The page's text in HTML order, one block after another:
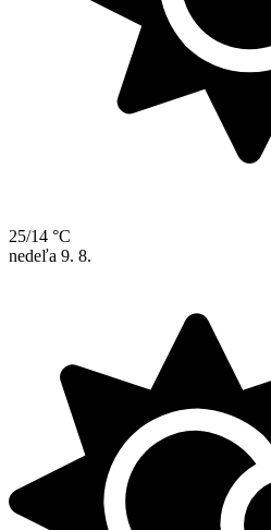
25/14 °C
nedeľa 9. 8.